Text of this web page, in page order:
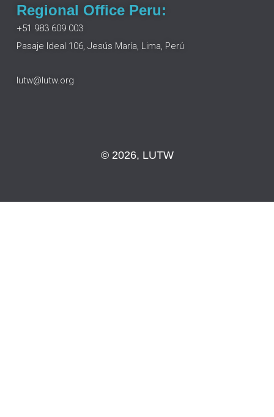
Regional Office Peru:
+51 983 609 003
Pasaje Ideal 106, Jesús María, Lima, Perú
lutw@lutw.org
© 2026, LUTW